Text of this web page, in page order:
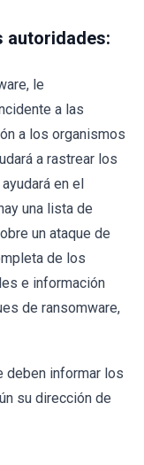
autoridades:
le
a las
a los organismos
a rastrear los
en el
una lista de
un ataque de
de los
e información
de ransomware,
deben informar los
su dirección de